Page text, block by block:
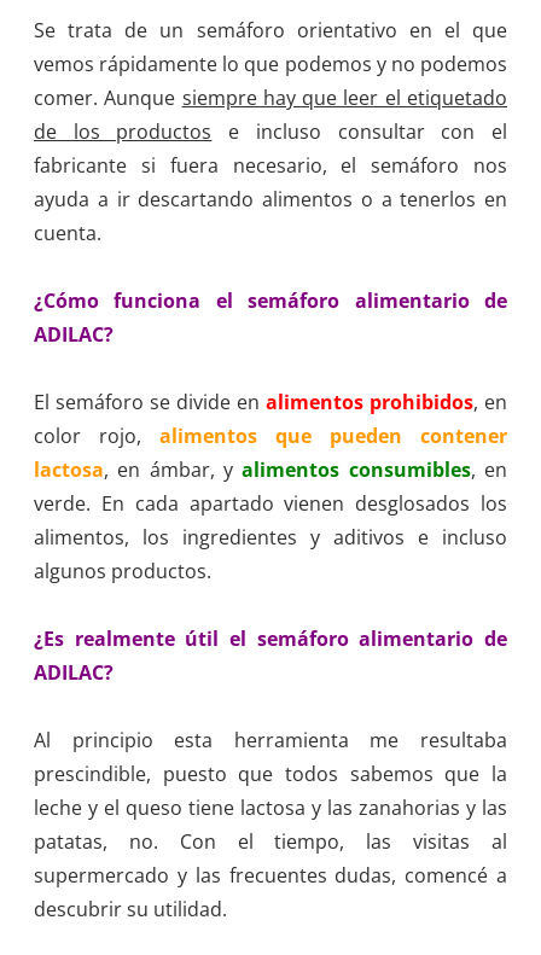
Se trata de un semáforo orientativo en el que
vemos rápidamente lo que podemos y no podemos
comer. Aunque siempre hay que leer el etiquetado
de los productos e incluso consultar con el
fabricante si fuera necesario, el semáforo nos
ayuda a ir descartando alimentos o a tenerlos en
cuenta.
¿Cómo funciona el semáforo alimentario de
ADILAC?
El semáforo se divide en alimentos prohibidos, en
color rojo, alimentos que pueden contener
lactosa, en ámbar, yalimentos consumibles, en
verde. En cada apartado vienen desglosados los
alimentos, los ingredientes y aditivos e incluso
algunos productos.
¿Es realmente útil el semáforo alimentario de
ADILAC?
Al principio esta herramienta me resultaba
prescindible, puesto que todos sabemos que la
leche y el queso tiene lactosa y las zanahorias y las
patatas, no. Con el tiempo, las visitas al
supermercado y las frecuentes dudas, comencé a
descubrir su utilidad.